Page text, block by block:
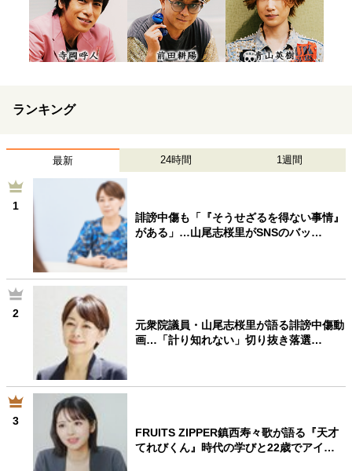
ランキング
最新 24時間 1週間
1
誹謗中傷も「『そうせざるを得ない事情』
がある」…山尾志桜里がSNSのバッ…
2
元衆院議員・山尾志桜里が語る誹謗中傷動
画…「計り知れない」切り抜き落選…
3
FRUITS ZIPPER鎮西寿々歌が語る『天才
てれびくん』時代の学びと22歳でアイ…